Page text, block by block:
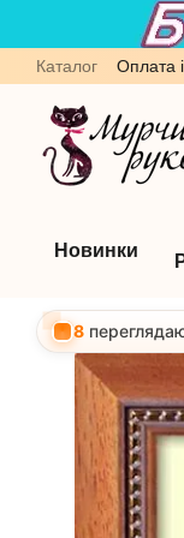
Перейти до
Каталог Оплата
Обмін та
Новинки
8